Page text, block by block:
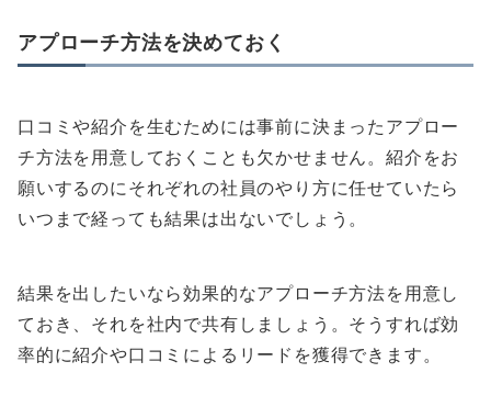
アプローチ方法を決めておく
口コミや紹介を生むためには事前に決まったアプロー
チ方法を用意しておくことも欠かせません。紹介をお
願いするのにそれぞれの社員のやり方に任せていたら
いつまで経っても結果は出ないでしょう。
結果を出したいなら効果的なアプローチ方法を用意し
ておき、それを社内で共有しましょう。そうすれば効
率的に紹介や口コミによるリードを獲得できます。